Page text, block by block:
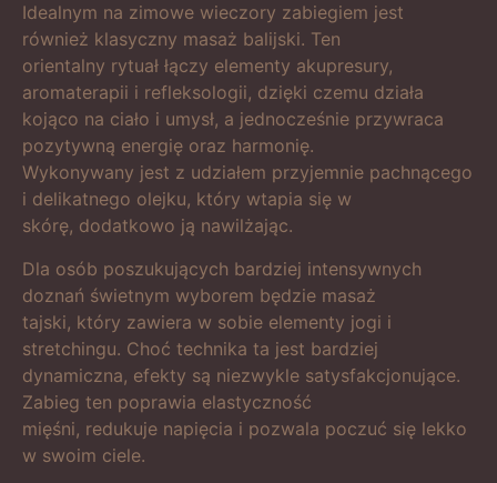
Idealnym na zimowe wieczory zabiegiem jest
również klasyczny masaż balijski. Ten
orientalny rytuał łączy elementy akupresury,
aromaterapii i refleksologii, dzięki czemu działa
kojąco na ciało i umysł, a jednocześnie przywraca
pozytywną energię oraz harmonię.
Wykonywany jest z udziałem przyjemnie pachnącego
i delikatnego olejku, który wtapia się w
skórę, dodatkowo ją nawilżając.
Dla osób poszukujących bardziej intensywnych
doznań świetnym wyborem będzie masaż
tajski, który zawiera w sobie elementy jogi i
stretchingu. Choć technika ta jest bardziej
dynamiczna, efekty są niezwykle satysfakcjonujące.
Zabieg ten poprawia elastyczność
mięśni, redukuje napięcia i pozwala poczuć się lekko
w swoim ciele.